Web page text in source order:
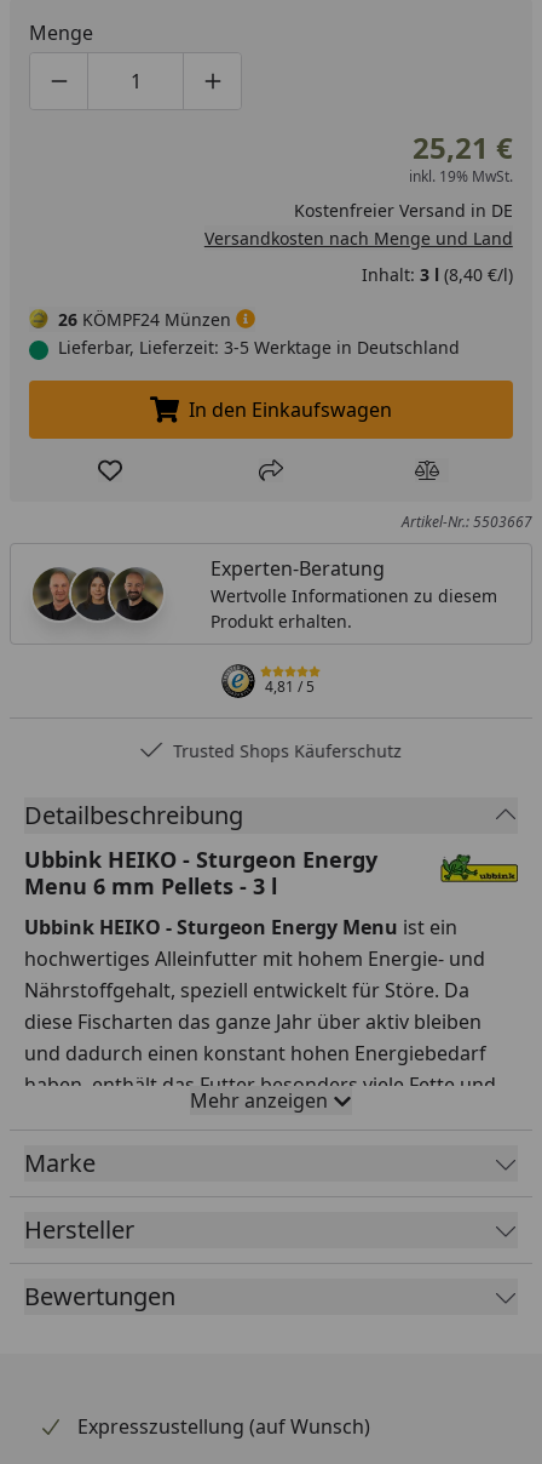
Menge
Produktmenge um eins verringern
Produktmenge manuell eingeben
Produktmenge um eins erhöhen
25,21 €
inkl. 19% MwSt.
Kostenfreier Versand in DE
Versandkosten nach Menge und Land
Inhalt: 3 l (8,40 €/l)
26 KÖMPF24 Münzen
Lieferbar, Lieferzeit: 3-5 Werktage in Deutschland
In den Einkaufswagen legen
In den Einkaufswagen
Produkt zur Wunschliste hinzufügen
Teilen Produkt
Artikel-Nr.: 5503667
Experten-Beratung
Wertvolle Informationen zu diesem
Produkt erhalten.
4,81/ 5
Trusted Shops Käuferschutz
Detailbeschreibung
Ubbink HEIKO - Sturgeon Energy
Menu 6 mm Pellets - 3 l
Ubbink HEIKO - Sturgeon Energy Menu ist ein
hochwertiges Alleinfutter mit hohem Energie- und
Nährstoffgehalt, speziell entwickelt für Störe. Da
diese Fischarten das ganze Jahr über aktiv bleiben
und dadurch einen konstant hohen Energiebedarf
haben, enthält das Futter besonders viele Fette und
Vitamine. Die sinkenden Pellets (6 mm für Fische ab
20 cm) geben im Wasser einen charakteristischen
Geruch ab, der Stören hilft, das Futter leichter zu
Für alle Jahreszeiten geeignet, besonders bei
hohem Energiebedarf
Hoher Fett- und Vitamingehalt zur Unterstützung
Mehr anzeigen
Marke
Hersteller
Bewertungen
Expresszustellung (auf Wunsch)